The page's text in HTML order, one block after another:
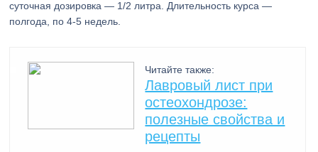
суточная дозировка — 1/2 литра. Длительность курса —
полгода, по 4-5 недель.
Читайте также:
Лавровый лист при
остеохондрозе:
полезные свойства и
рецепты